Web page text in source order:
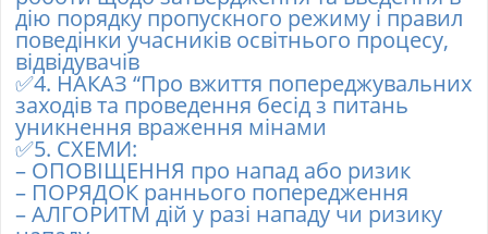
дію порядку пропускного режиму і правил
поведінки учасників освітнього процесу,
відвідувачів
✅4. НАКАЗ “Про вжиття попереджувальних
заходів та проведення бесід з питань
уникнення враження мінами
✅5. СХЕМИ:
– ОПОВІЩЕННЯ про напад або ризик
– ПОРЯДОК раннього попередження
– АЛГОРИТМ дій у разі нападу чи ризику